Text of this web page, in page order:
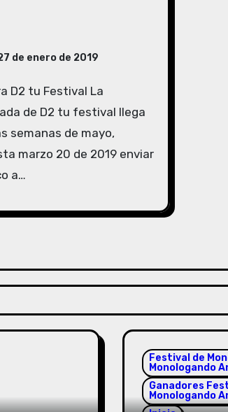
de enero de 2019
de D2 tu festival llega
semanas de mayo,
marzo 20 de 2019 enviar
a…
Festival de
Monologando
Ganadores
Monologando